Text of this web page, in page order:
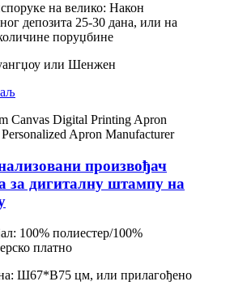
на велико: Након
депозита 25-30 дана, или на
поруџбине
или Шенжен
произвођач
за дигиталну штампу на
100% полиестер/100%
платно
Ш67*В75 цм, или прилагођено